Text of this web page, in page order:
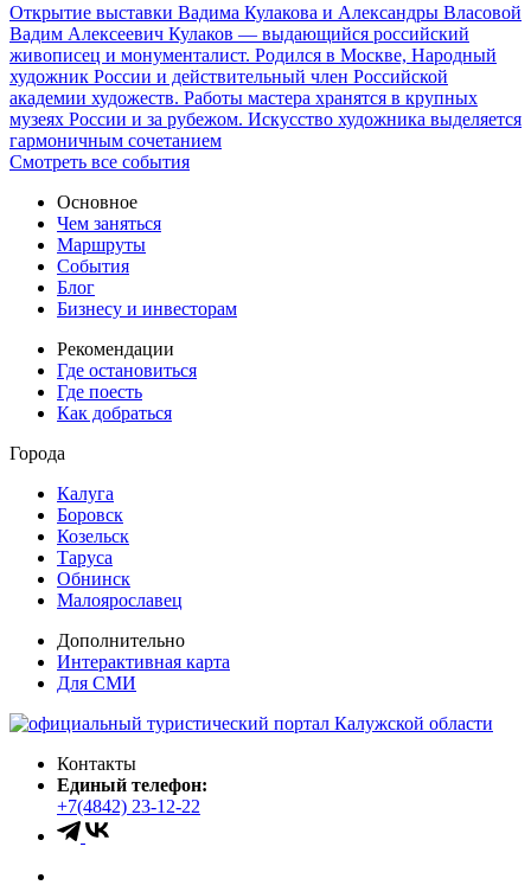
Открытие выставки Вадима Кулакова и Александры Власовой
Вадим Алексеевич Кулаков — выдающийся российский
живописец и монументалист. Родился в Москве, Народный
художник России и действительный член Российской
академии художеств. Работы мастера хранятся в крупных
музеях России и за рубежом. Искусство художника выделяется
гармоничным сочетанием
Смотреть все события
Основное
Чем заняться
Маршруты
События
Блог
Бизнесу и инвесторам
Рекомендации
Где остановиться
Где поесть
Как добраться
Города
Калуга
Боровск
Козельск
Таруса
Обнинск
Малоярославец
Дополнительно
Интерактивная карта
Для СМИ
Контакты
Единый телефон:
+7(4842) 23-12-22